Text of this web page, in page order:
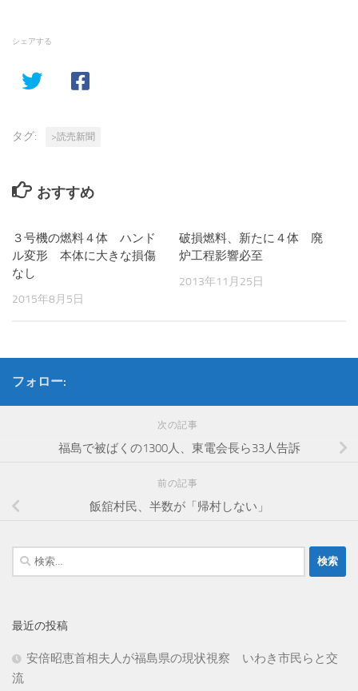
シェアする
タグ: >読売新聞
おすすめ
３号機の燃料４体 ハンド
ル変形 本体に大きな損傷
なし
2015年8月5日
破損燃料、新たに４体 廃
炉工程影響必至
2013年11月25日
フォロー:
次の記事
福島で被ばくの1300人、東電会長ら33人告訴
前の記事
飯舘村民、半数が「帰村しない」
検
索:
最近の投稿
安倍昭恵首相夫人が福島県の現状視察 いわき市民らと交
流